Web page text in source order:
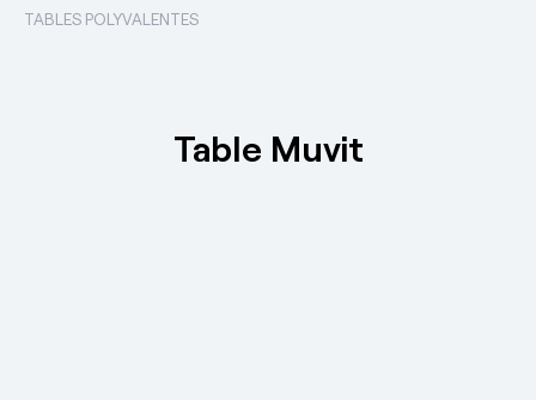
TABLES POLYVALENTES
Table Muvit